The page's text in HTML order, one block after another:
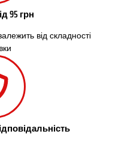
95 грн
від складності